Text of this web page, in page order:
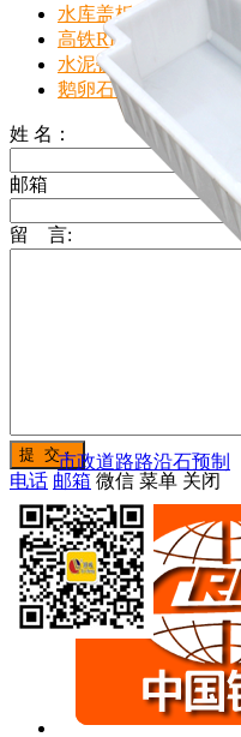
市政道路路沿石预制
水库盖板模具施工方
高铁RPC盖板模具带
水泥铁路步道盖板模
鹅卵石衬砌盖板模具
姓 名：
邮箱
留 言:
电话 邮箱 微信 菜单 关闭